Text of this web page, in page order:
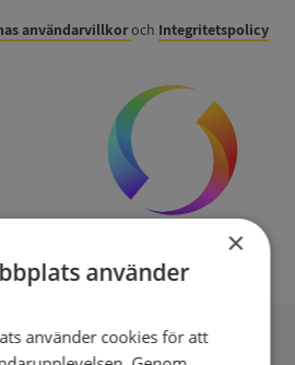
användarvillkoroch Integritetspolicy
×
använder
använder cookies för att